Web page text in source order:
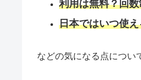
利用は無料？回
日本ではいつ使
などの気になる点につい